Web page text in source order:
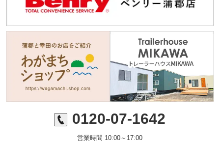
0120-07-1642
営業時間 10:00～17:00